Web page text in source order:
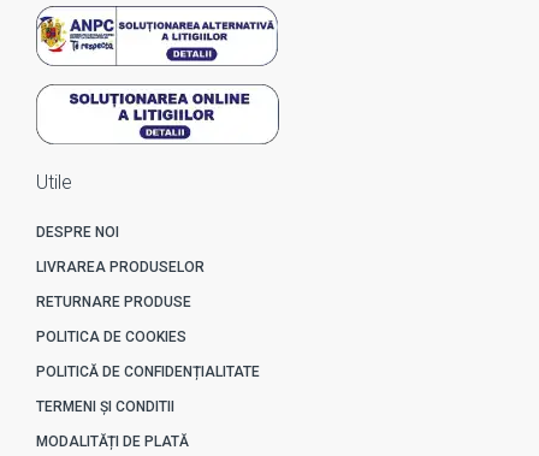
Utile
DESPRE NOI
LIVRAREA PRODUSELOR
RETURNARE PRODUSE
POLITICA DE COOKIES
POLITICĂ DE CONFIDENȚIALITATE
TERMENI ȘI CONDITII
MODALITĂȚI DE PLATĂ